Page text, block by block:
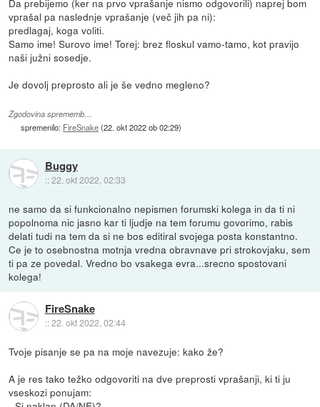
vprašal pa naslednje vprašanje (več jih pa ni):
predlagaj, koga voliti.
Samo ime! Surovo ime! Torej: brez floskul vamo-tamo, kot pravijo
naši južni sosedje.
Je dovolj preprosto ali je še vedno megleno?
Zgodovina sprememb…
spremenilo: FireSnake(22. okt 2022 ob 02:29)
Buggy
::22. okt 2022, 02:33
ne samo da si funkcionalno nepismen forumski kolega in da ti ni
popolnoma nic jasno kar ti ljudje na tem forumu govorimo, rabis
delati tudi na tem da si ne bos editiral svojega posta konstantno.
Ce je to osebnostna motnja vredna obravnave pri strokovjaku, sem
ti pa ze povedal. Vredno bo vsakega evra...srecno spostovani
kolega!
FireSnake
::22. okt 2022, 02:44
Tvoje pisanje se pa na moje navezuje: kako že?
A je res tako težko odgovoriti na dve preprosti vprašanji, ki ti ju
vseskozi ponujam: